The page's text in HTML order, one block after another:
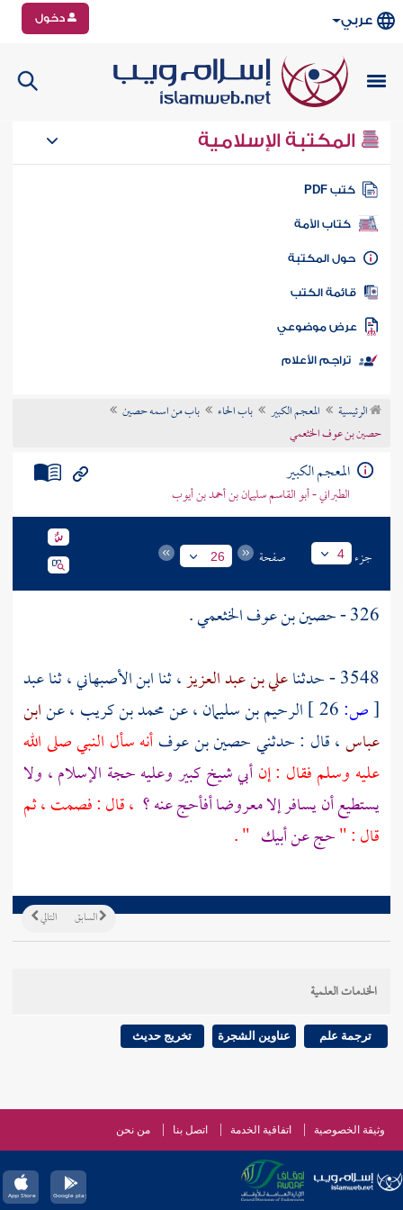
عربي دخول
المكتبة الإسلامية
كتب PDF
كتاب الأمة
المكتبة
الكتب
موضوعي
تراجم الأعلام
الرئيسية المعجم الكبير باب الحاء
باب من اسمه حصين
حصين بن عوف الخثعمي
المعجم الكبير
الطبراني - أبو القاسم سليمان بن أحمد بن أيوب
جزء 4 صفحة 26
326 - حصين بن عوف الخثعمي.
3548 - حدثنا
علي بن عبد العزيز، ثناابن الأصبهاني، ثناعبد
[ص: الرحيم بن سليمان، عنمحمد بن كريب ، عنابن
عباس، قال : حدثنيحصين بن عوفأنه سأل النبي صلى الله
عليه وسلم فقال : إنأبي شيخ كبير وعليه حجة الإسلام ، ولا
يستطيع أن يسافر إلا معروضا أفأحج عنه ؟ ، قال : فصمت ، ثم
قال : "حج عن أبيك " .
التالي السابق
الخدمات العلمية
ترجمة علم عناوين الشجرة تخريج حديث
وثيقة الخصوصية اتفاقية الخدمة اتصل بنا من نحن